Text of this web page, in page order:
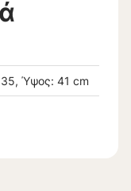
Ύψος: 41 cm